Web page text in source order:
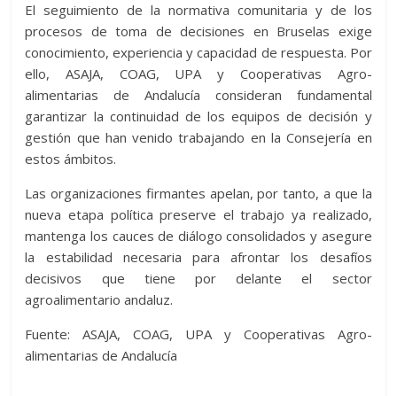
El seguimiento de la normativa comunitaria y de los
procesos de toma de decisiones en Bruselas exige
conocimiento, experiencia y capacidad de respuesta. Por
ello, ASAJA, COAG, UPA y Cooperativas Agro-
alimentarias de Andalucía consideran fundamental
garantizar la continuidad de los equipos de decisión y
gestión que han venido trabajando en la Consejería en
estos ámbitos.
Las organizaciones firmantes apelan, por tanto, a que la
nueva etapa política preserve el trabajo ya realizado,
mantenga los cauces de diálogo consolidados y asegure
la estabilidad necesaria para afrontar los desafíos
decisivos que tiene por delante el sector
agroalimentario andaluz.
Fuente: ASAJA, COAG, UPA y Cooperativas Agro-
alimentarias de Andalucía